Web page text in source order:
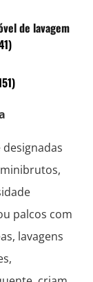
de lavagem
palcos com
lavagens